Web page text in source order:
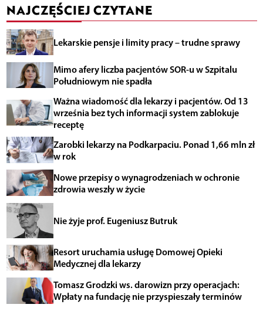
NAJCZĘŚCIEJ CZYTANE
Lekarskie pensje i limity pracy – trudne sprawy
Mimo afery liczba pacjentów SOR-u w Szpitalu
Południowym nie spadła
Ważna wiadomość dla lekarzy i pacjentów. Od 13
września bez tych informacji system zablokuje
receptę
Zarobki lekarzy na Podkarpaciu. Ponad 1,66 mln zł
w rok
Nowe przepisy o wynagrodzeniach w ochronie
zdrowia weszły w życie
Nie żyje prof. Eugeniusz Butruk
Resort uruchamia usługę Domowej Opieki
Medycznej dla lekarzy
Tomasz Grodzki ws. darowizn przy operacjach:
Wpłaty na fundację nie przyspieszały terminów